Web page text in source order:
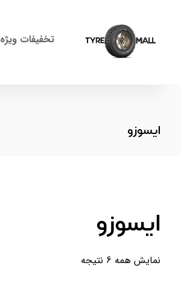
تخفیفات ویژه
ایسوزو
ایسوزو
نمایش همه 6 نتیجه